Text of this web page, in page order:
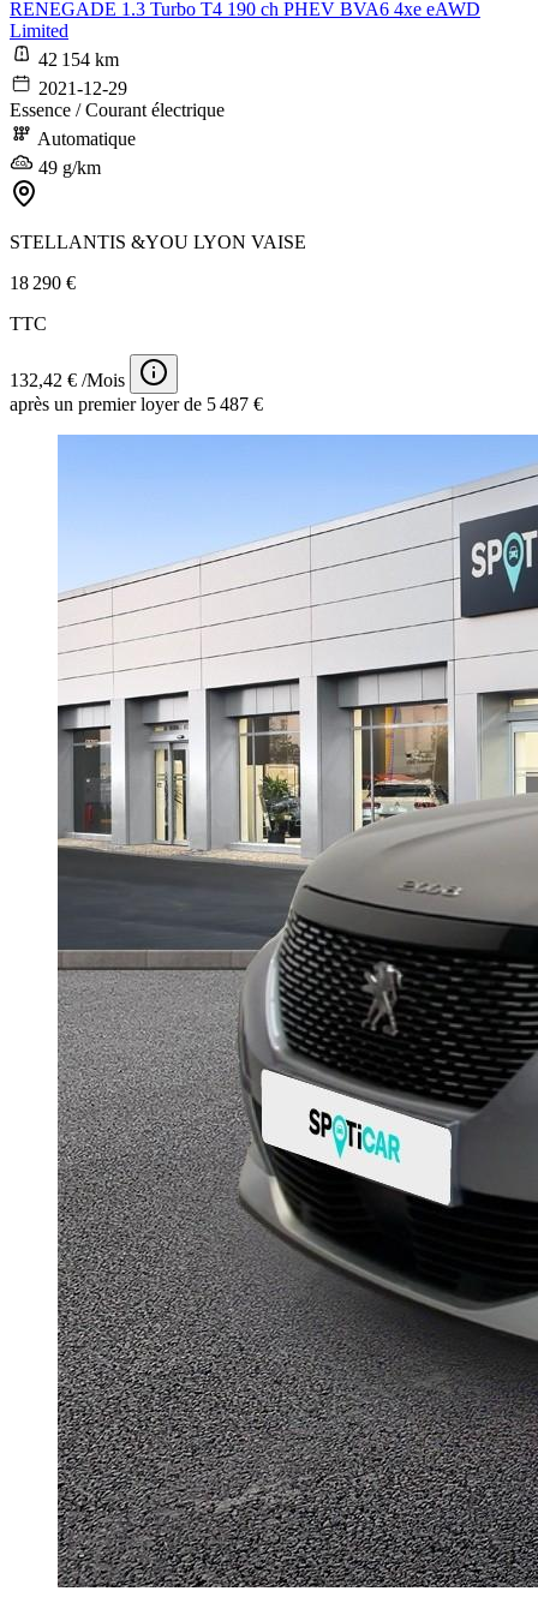
RENEGADE 1.3 Turbo T4 190 ch PHEV BVA6 4xe eAWD
Limited
42 154 km
2021-12-29
Essence / Courant électrique
Automatique
49 g/km
STELLANTIS &YOU LYON VAISE
18 290 €
TTC
132,42 € /Mois
après un premier loyer de 5 487 €